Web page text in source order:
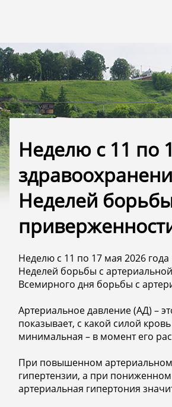
Неделю с 11 по
Неделей
Неделю с 11 по 17 мая 2026
Неделей борьбы с
Всемирного дня борьбы с
Артериальное давление (АД) –
показывает, с какой силой
минимальная – в момент его
При повышенном артериальном
гипертензии, а при
артериальная гипертония